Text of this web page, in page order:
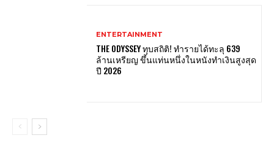
ENTERTAINMENT
THE ODYSSEY ทุบสถิติ! ทำรายได้ทะลุ 639
ล้านเหรียญ ขึ้นแท่นหนึ่งในหนังทำเงินสูงสุด
ปี 2026